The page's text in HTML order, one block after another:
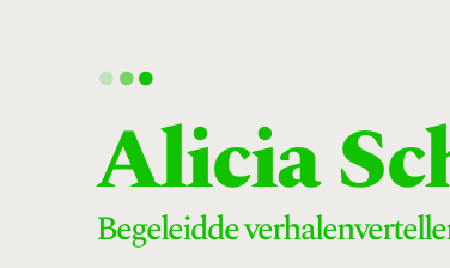
...
Alicia
Begeleidde